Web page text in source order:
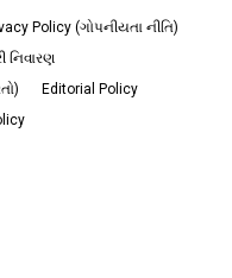
Policy (ગોપનીયતા નીતિ)
નિવારણ
Editorial Policy